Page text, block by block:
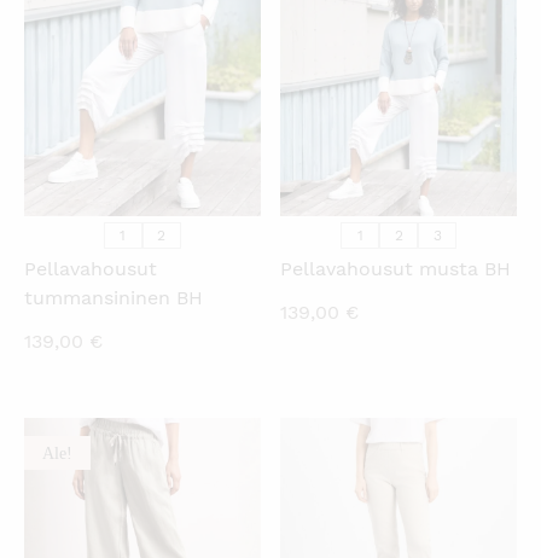
KATSO PIKANÄKYMÄ
1 2
Pellavahousut
tummansininen BH
139,00 €
KATSO PIKANÄKYMÄ
1 2 3
Pellavahousut musta BH
139,00 €
Ale!